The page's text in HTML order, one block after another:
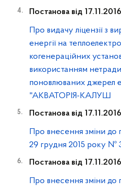
Постанова від
Про видачу ліцензії з
енергії на
когенераційних
використанням
поновлюваних джерел
"АКВАТОРІЯ-КАЛУШ
Постанова від
Про внесення зміни до
29 грудня 2015 року №
Постанова від
Про внесення зміни до